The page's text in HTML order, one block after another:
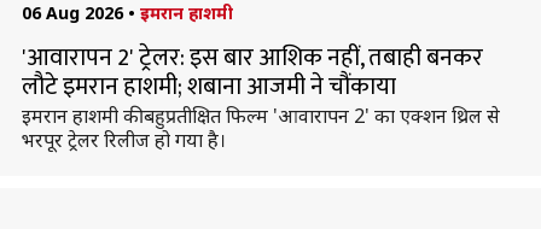
06 Aug 2026 • इमरान हाशमी
'आवारापन 2' ट्रेलर: इस बार आशिक नहीं, तबाही बनकर
लौटे इमरान हाशमी; शबाना आजमी ने चौंकाया
इमरान हाशमी की बहुप्रतीक्षित फिल्म 'आवारापन 2' का एक्शन थ्रिल से
भरपूर ट्रेलर रिलीज हो गया है।